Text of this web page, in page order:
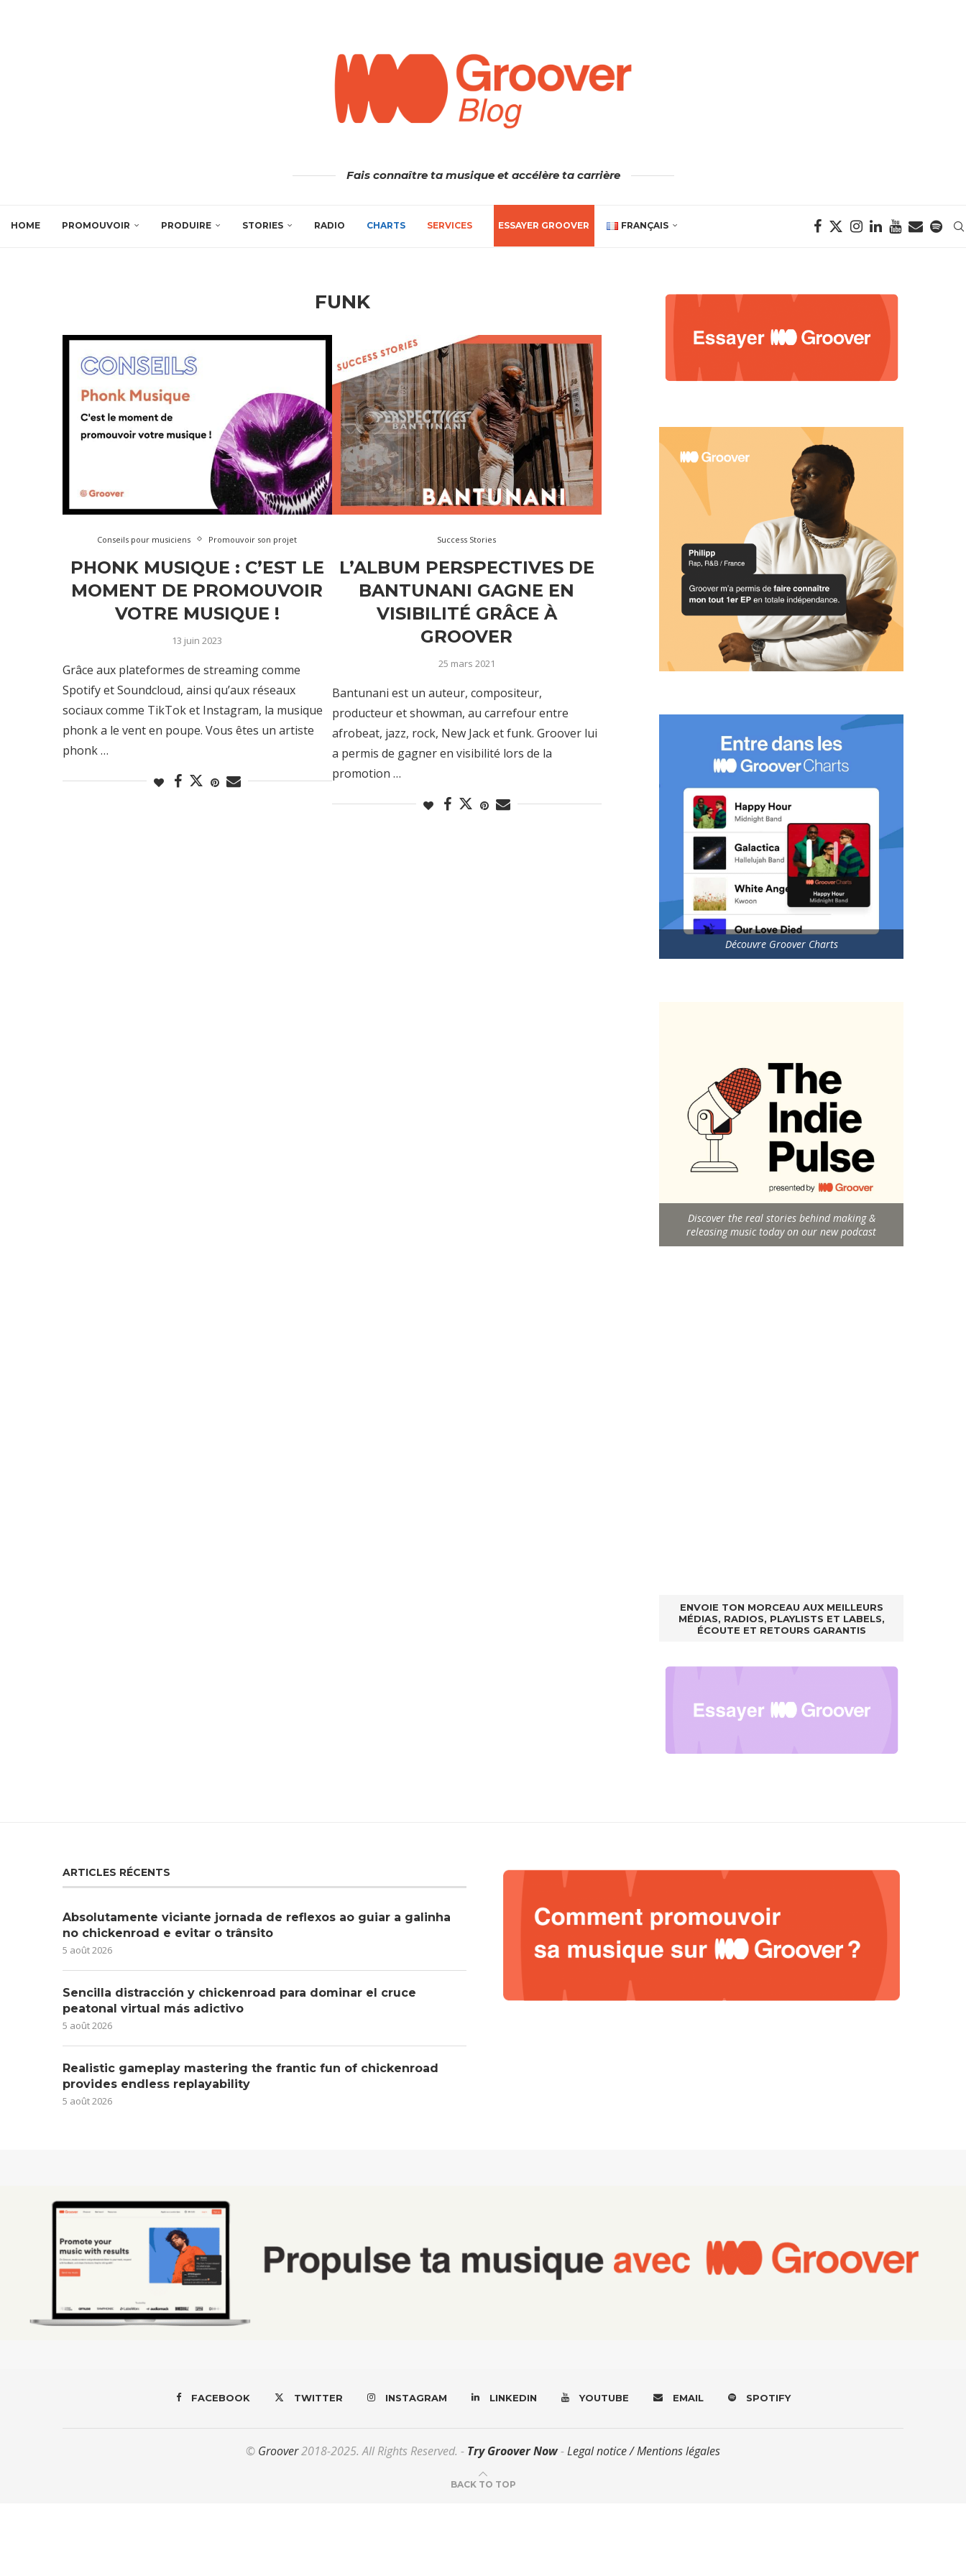
Fais connaître ta musique et accélère ta carrière
HOME PROMOUVOIR PRODUIRE STORIES RADIO CHARTS SERVICES ESSAYER GROOVER FRANÇAIS
FUNK
Conseils pour musiciens Promouvoir son projet
PHONK MUSIQUE : C’EST LE
MOMENT DE PROMOUVOIR
VOTRE MUSIQUE !
13 juin 2023
Grâce aux plateformes de streaming comme
Spotify et Soundcloud, ainsi qu’aux réseaux
sociaux comme TikTok et Instagram, la musique
phonk a le vent en poupe. Vous êtes un artiste
phonk …
Success Stories
L’ALBUM PERSPECTIVES DE
BANTUNANI GAGNE EN
VISIBILITÉ GRÂCE À
GROOVER
25 mars 2021
Bantunani est un auteur, compositeur,
producteur et showman, au carrefour entre
afrobeat, jazz, rock, New Jack et funk. Groover lui
a permis de gagner en visibilité lors de la
promotion …
Découvre Groover Charts
Discover the real stories behind making &
releasing music today on our new podcast
ENVOIE TON MORCEAU AUX MEILLEURS
MÉDIAS, RADIOS, PLAYLISTS ET LABELS,
ÉCOUTE ET RETOURS GARANTIS
ARTICLES RÉCENTS
Absolutamente viciante jornada de reflexos ao guiar a galinha
no chickenroad e evitar o trânsito
5 août 2026
Sencilla distracción y chickenroad para dominar el cruce
peatonal virtual más adictivo
5 août 2026
Realistic gameplay mastering the frantic fun of chickenroad
provides endless replayability
5 août 2026
FACEBOOK TWITTER INSTAGRAM LINKEDIN YOUTUBE EMAIL SPOTIFY
© Groover2018-2025. All Rights Reserved. - Try Groover Now-Legal notice / Mentions légales
BACK TO TOP